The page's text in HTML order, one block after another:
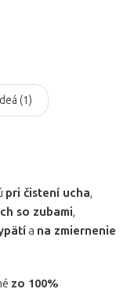
(1)
pri čistení ucha,
so zubami,
a na zmiernenie
zo 100%